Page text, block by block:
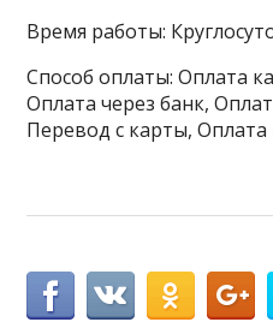
Время работы:
Способ оплаты: Оплата
Оплата через банк,
Перевод с карты, Оплата